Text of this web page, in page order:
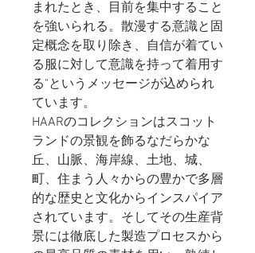
まれたとき、目前を集中すること
を強いられる。散漫する意識と固
定概念を取り除き、自信が着てい
る服に対して意識を持って着用す
る"というメッセージが込められ
ています。
HAARのコレクションはスコット
ランドの景観を飾るなだらかな
丘、山脈、海岸線、土地、城、
町、住まう人々からの豊かで多層
的な歴史と文化からインスパイア
されています。そしてその生産背
景には徹底した製造プロセスから